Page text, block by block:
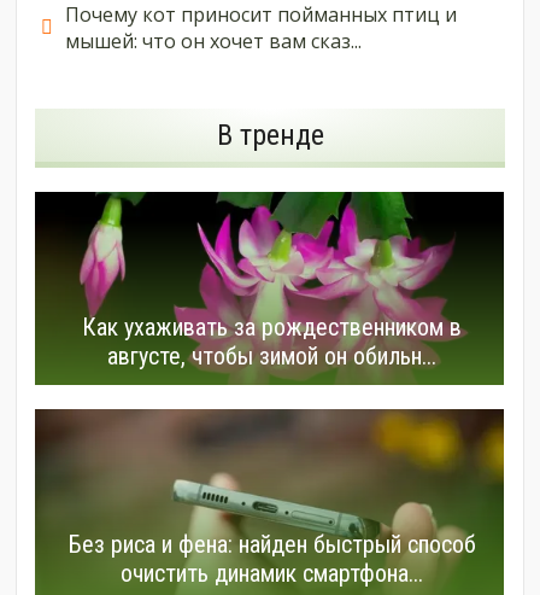
Почему кот приносит пойманных птиц и
мышей: что он хочет вам сказ...
В тренде
Как ухаживать за рождественником в
августе, чтобы зимой он обильн...
Без риса и фена: найден быстрый способ
очистить динамик смартфона...